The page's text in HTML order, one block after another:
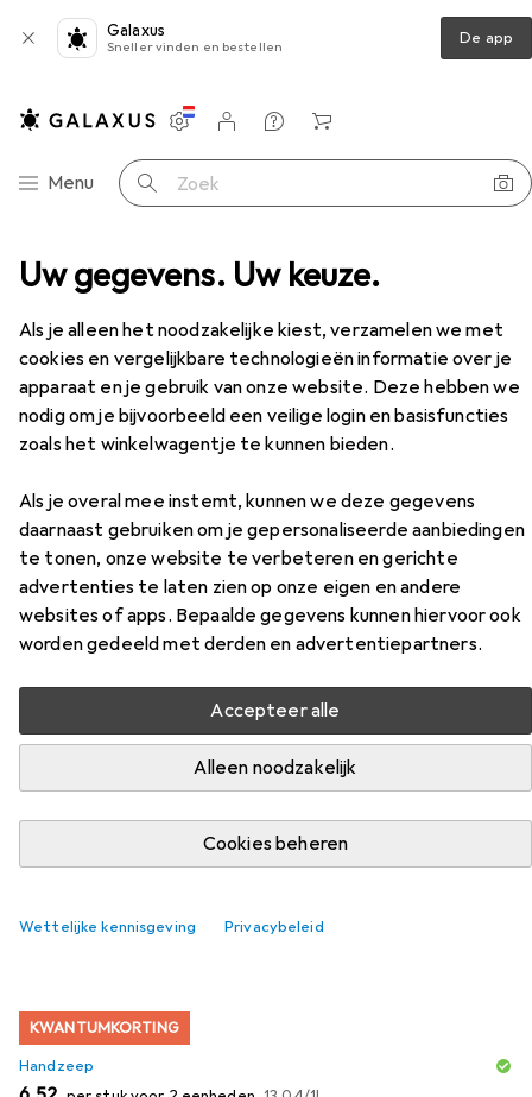
Uw gegevens. Uw keuze.
Als je alleen het noodzakelijke kiest, verzamelen we met
cookies en vergelijkbare technologieën informatie over je
apparaat en je gebruik van onze website. Deze hebben we
nodig om je bijvoorbeeld een veilige login en basisfuncties
zoals het winkelwagentje te kunnen bieden.
Als je overal mee instemt, kunnen we deze gegevens
daarnaast gebruiken om je gepersonaliseerde aanbiedingen
te tonen, onze website te verbeteren en gerichte
advertenties te laten zien op onze eigen en andere
websites of apps. Bepaalde gegevens kunnen hiervoor ook
worden gedeeld met derden en advertentiepartners.
Accepteer alle
Alleen noodzakelijk
Cookies beheren
Wettelijke kennisgeving Privacybeleid
Galaxus
Sneller vinden en bestellen De app
Categorie navigatie
Menu Zoek op
Instellingen
Klantenaccount
Produktvergelijking
Verlanglijstje
Winkelmandje
+ Zeepbakje Creativ Company Zeepdispenser
EUR
6,58 per stuk voor 2 eenheden
Accessoires voor Creativ
Company Zeepdispenser
Zeepdispenser uit de categorie Handzeep.
Productlijst
KWANTUMKORTING
Handzeep
EUR